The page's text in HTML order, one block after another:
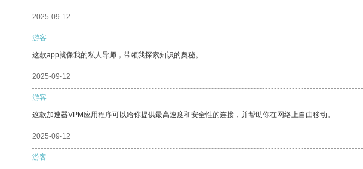
2025-09-12
游客
这款app就像我的私人导师，带领我探索知识的奥秘。
2025-09-12
游客
这款加速器VPM应用程序可以给你提供最高速度和安全性的连接，并帮助你在网络上自由移动。
2025-09-12
游客